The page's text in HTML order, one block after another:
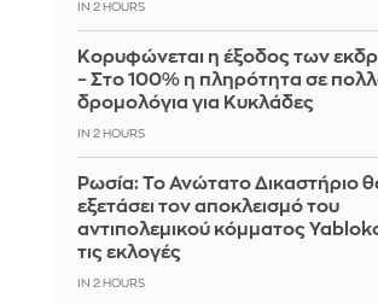
IN 2 HOURS
Κορυφώνεται η έξοδος των
– Στο 100% η πληρότητα σε
δρομολόγια για Κυκλάδες
IN 2 HOURS
Ρωσία: Το Ανώτατο Δικαστήριο
εξετάσει τον αποκλεισμό του
αντιπολεμικού κόμματος
τις εκλογές
IN 2 HOURS